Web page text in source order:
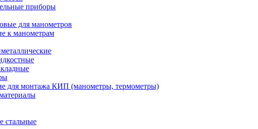
приборы
для манометров
к манометрам
для монтажа КИП (манометры, термометры)
стальные